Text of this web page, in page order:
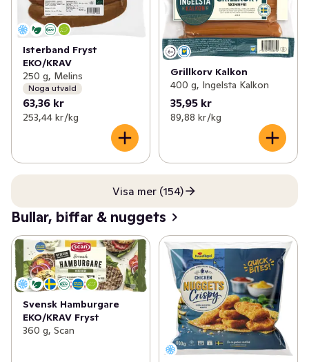
Isterband Fryst
EKO/KRAV
250 g, Melins
Noga utvald
63,36 kr
253,44 kr /kg
Grillkorv Kalkon
400 g, Ingelsta Kalkon
35,95 kr
89,88 kr /kg
Visa mer (154)
Bullar, biffar & nuggets
Svensk Hamburgare
EKO/KRAV Fryst
360 g, Scan